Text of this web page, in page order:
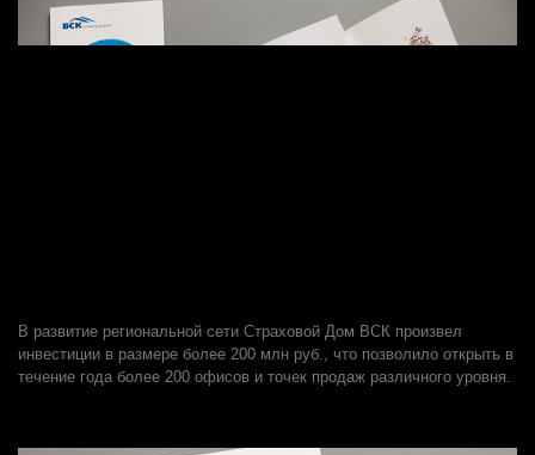
В развитие региональной сети Страховой Дом ВСК произвел
инвестиции в размере более 200 млн руб., что позволило открыть в
течение года более 200 офисов и точек продаж различного уровня.